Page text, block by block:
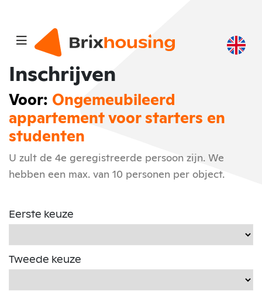
Inschrijven
Voor: Ongemeubileerd
appartement voor starters en
studenten
U zult de 4e geregistreerde persoon zijn. We
hebben een max. van 10 personen per object.
Eerste keuze
Tweede keuze